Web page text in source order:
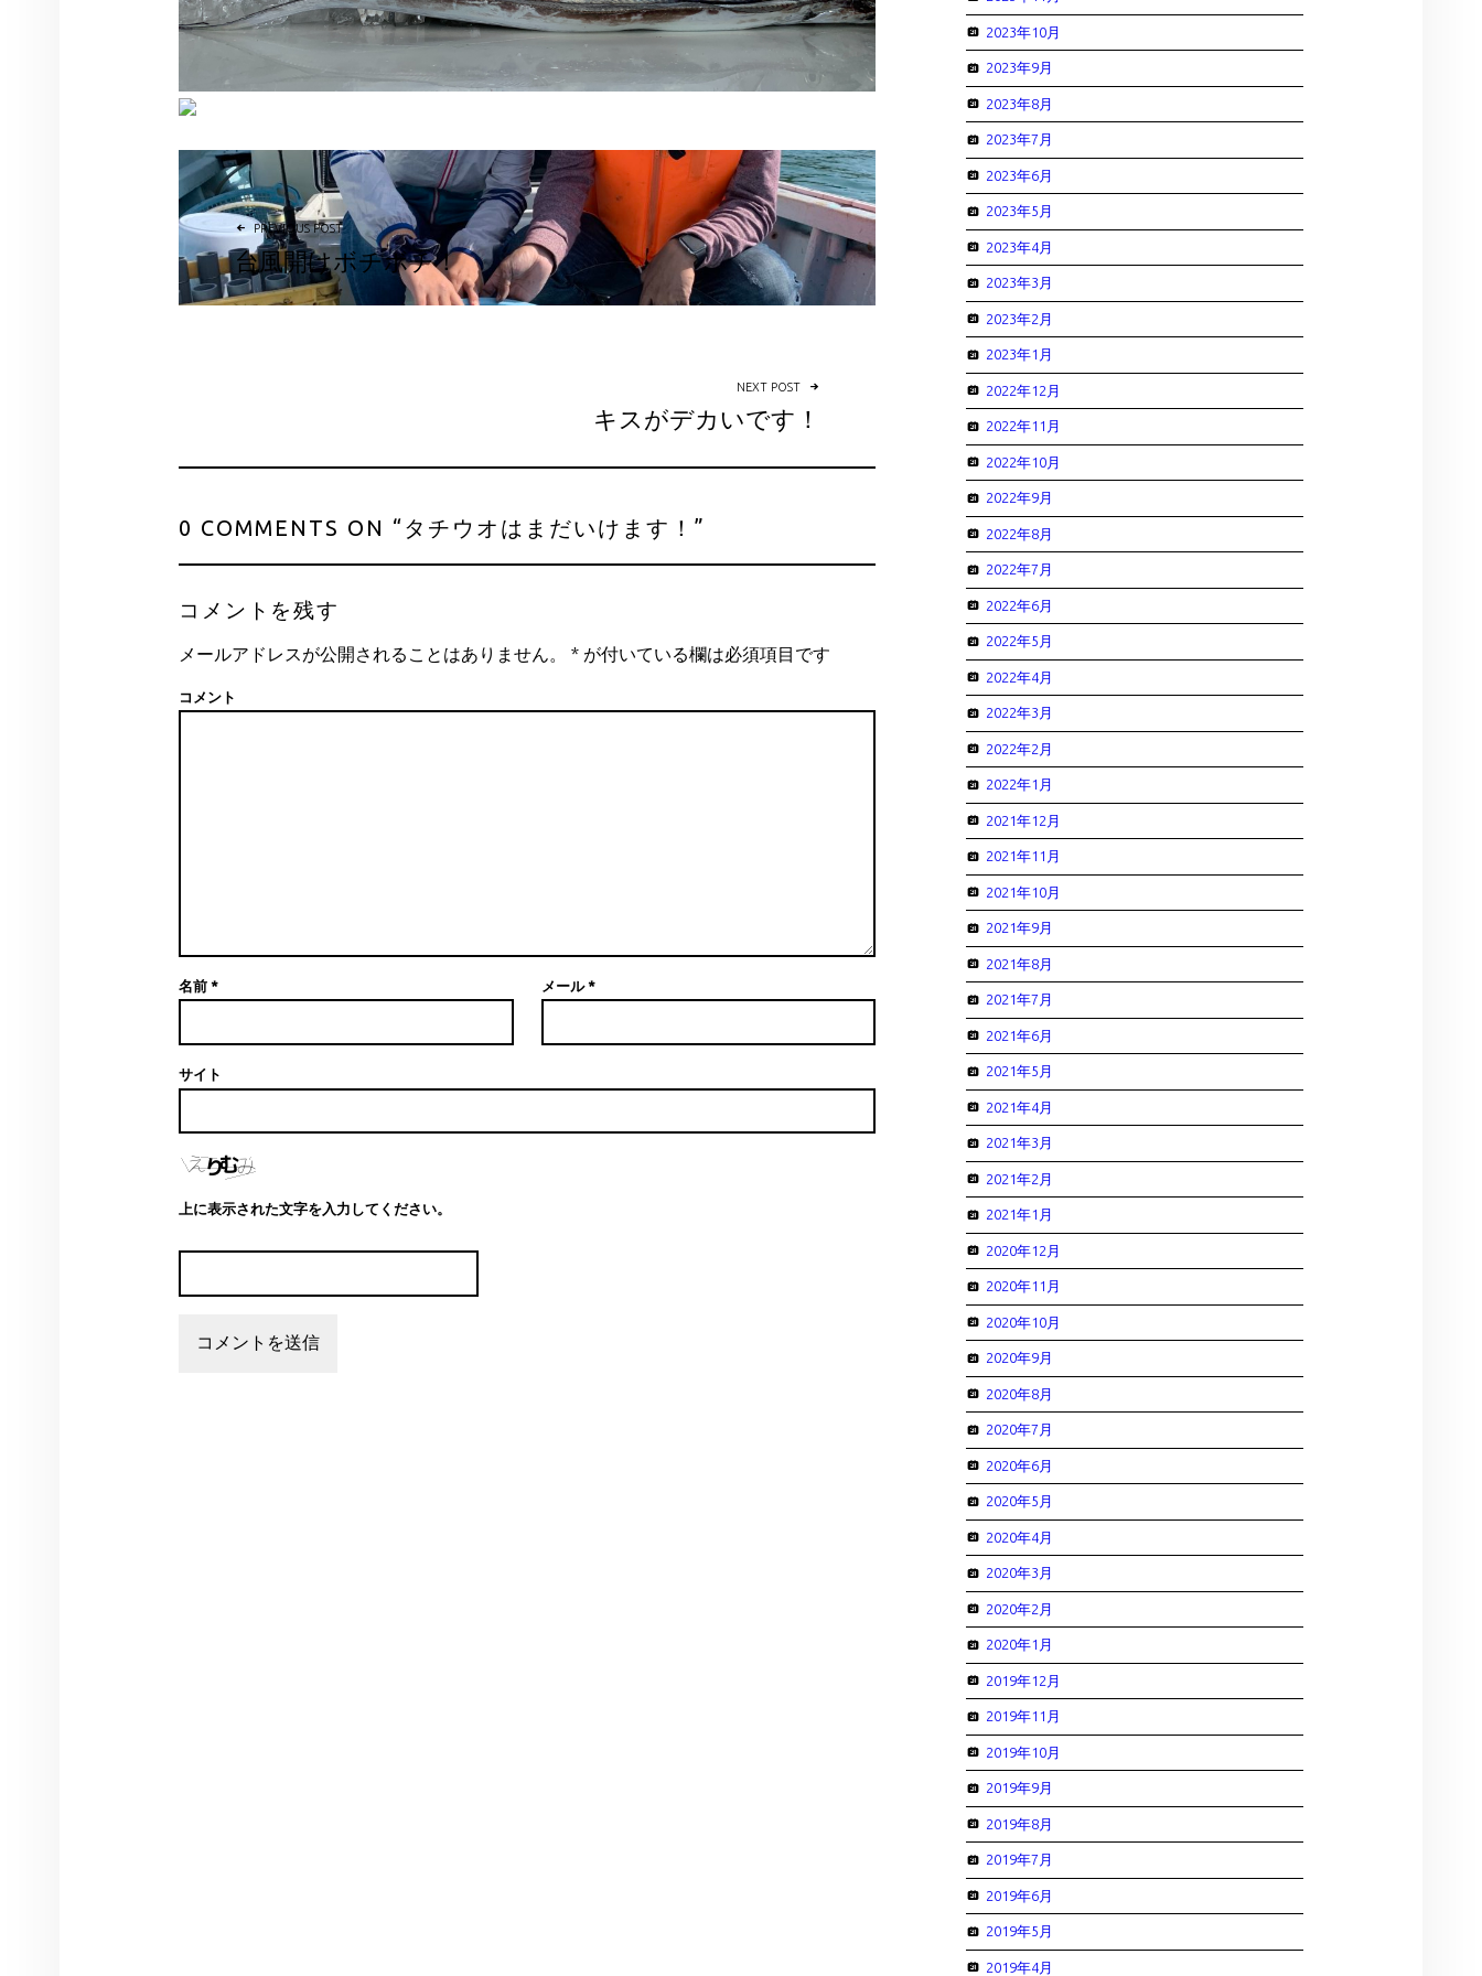
投稿ナビゲーション
PREVIOUS POST
台風開けボチボチ！
NEXT POST
キスがデカいです！
0 COMMENTS ON “ タチウオはまだいけます！ ”
コメントを残す
メールアドレスが公開されることはありません。 * が付いている欄は必須項目です
コメント
名前 * メール*
サイト
上に表示された文字を入力してください。
2023年10月
2023年9月
2023年8月
2023年7月
2023年6月
2023年5月
2023年4月
2023年3月
2023年2月
2023年1月
2022年12月
2022年11月
2022年10月
2022年9月
2022年8月
2022年7月
2022年6月
2022年5月
2022年4月
2022年3月
2022年2月
2022年1月
2021年12月
2021年11月
2021年10月
2021年9月
2021年8月
2021年7月
2021年6月
2021年5月
2021年4月
2021年3月
2021年2月
2021年1月
2020年12月
2020年11月
2020年10月
2020年9月
2020年8月
2020年7月
2020年6月
2020年5月
2020年4月
2020年3月
2020年2月
2020年1月
2019年12月
2019年11月
2019年10月
2019年9月
2019年8月
2019年7月
2019年6月
2019年5月
2019年4月